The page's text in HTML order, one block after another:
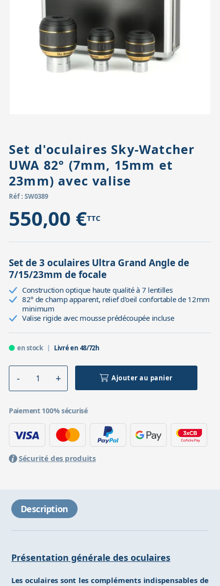
Accessoires pour montures
Pièces détachées
Set d'oculaires Sky-Watcher
UWA 82° (7mm, 15mm et
23mm) avec valise
Réf : SW0389
550,00 €TTC
Set de 3 oculaires Ultra Grand Angle de
7/15/23mm de focale
Construction optique haute qualité à 7 lentilles
82° de champ apparent, relief d'oeil confortable de 12mm
minimum
Valise rigide avec mousse prédécoupée incluse
en stock Livré en 48/72h
Ajouter au panier
Paiement 100% sécurisé
Sécurité des produits
Description
Présentation générale des oculaires
Les oculaires sont les compléments indispensables de